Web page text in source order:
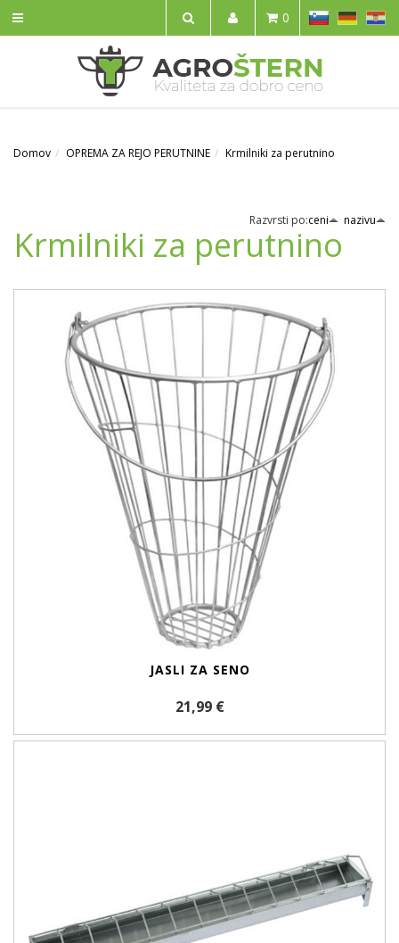
IŠČI
SL HR
0
Domov OPREMA ZA REJO PERUTNINE Krmilniki za perutnino
Razvrsti po:ceni nazivu
Krmilniki za perutnino
JASLI ZA SENO
21,99 €